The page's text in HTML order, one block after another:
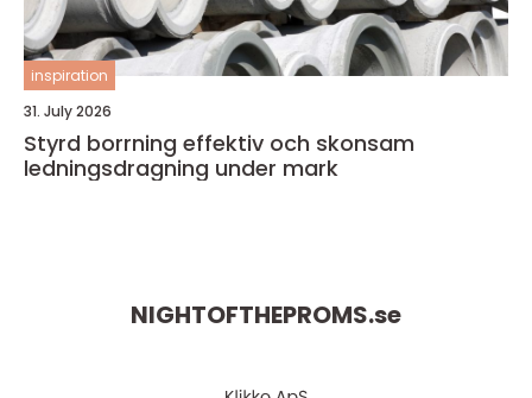
inspiration
31. July 2026
Styrd borrning effektiv och skonsam
ledningsdragning under mark
NIGHTOFTHEPROMS.se